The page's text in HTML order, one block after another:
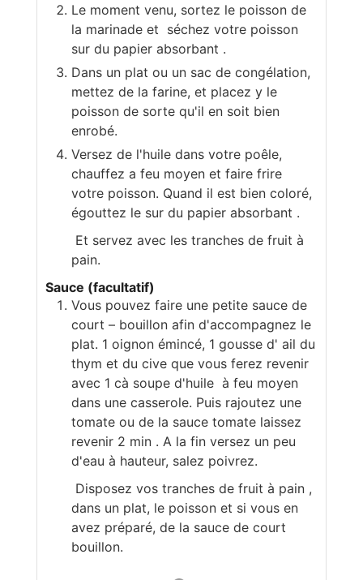
Le moment venu, sortez le poisson de
la marinade et séchez votre poisson
sur du papier absorbant .
Dans un plat ou un sac de congélation,
mettez de la farine, et placez y le
poisson de sorte qu'il en soit bien
enrobé.
Versez de l'huile dans votre poêle,
chauffez a feu moyen et faire frire
votre poisson. Quand il est bien coloré,
égouttez le sur du papier absorbant .
Et servez avec les tranches de fruit à
pain.
Sauce (facultatif)
Vous pouvez faire une petite sauce de
court – bouillon afin d'accompagnez le
plat. 1 oignon émincé, 1 gousse d' ail du
thym et du cive que vous ferez revenir
avec 1 cà soupe d'huile à feu moyen
dans une casserole. Puis rajoutez une
tomate ou de la sauce tomate laissez
revenir 2 min . A la fin versez un peu
d'eau à hauteur, salez poivrez.
Disposez vos tranches de fruit à pain ,
dans un plat, le poisson et si vous en
avez préparé, de la sauce de court
bouillon.